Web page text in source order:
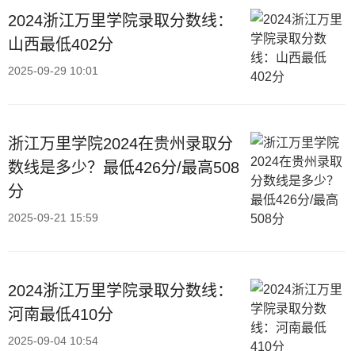
2024浙江万里学院录取分数线：
山西最低402分
2025-09-29 10:01
浙江万里学院2024在贵州录取分
数线是多少？最低426分/最高508
分
2025-09-21 15:59
2024浙江万里学院录取分数线：
河南最低410分
2025-09-04 10:54